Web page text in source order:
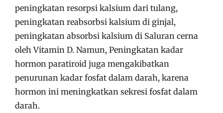
peningkatan resorpsi kalsium dari tulang,
peningkatan reabsorbsi kalsium di ginjal,
peningkatan absorbsi kalsium di Saluran cerna
oleh Vitamin D. Namun, Peningkatan kadar
hormon paratiroid juga mengakibatkan
penurunan kadar fosfat dalam darah, karena
hormon ini meningkatkan sekresi fosfat dalam
darah.